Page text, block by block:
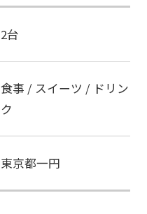
2台
食事 / スイーツ / ドリン
ク
東京都一円